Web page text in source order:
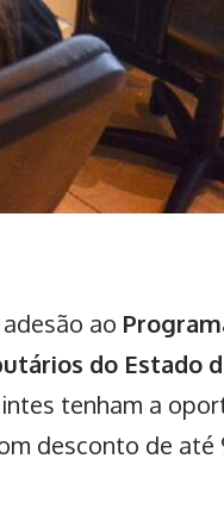
ao
do Estado
tenham a
desconto de até